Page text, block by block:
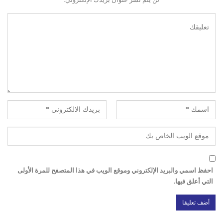
احفظ اسمي والبريد الإلكتروني وموقع الويب في هذا المتصفح للمرة الأولى
التي أعلق فيها.